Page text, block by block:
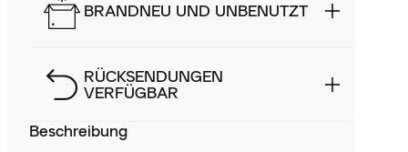
BRANDNEU UND UNBENUTZT
RÜCKSENDUNGEN
VERFÜGBAR
Beschreibung